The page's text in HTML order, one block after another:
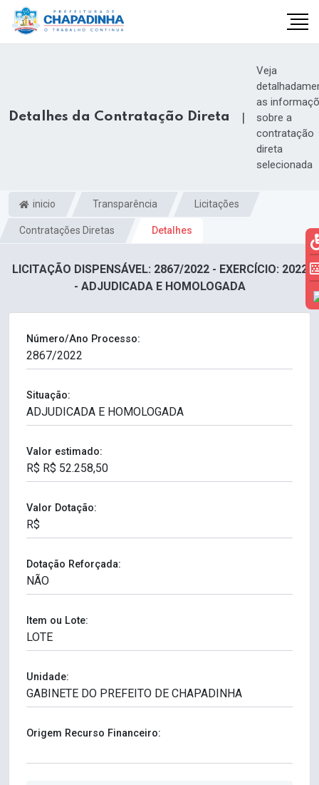
Detalhes da Contratação Direta |
Veja
as
sobre a
contratação
direta
selecionada
inicio Transparência Licitações
Contratações Diretas Detalhes
LICITAÇÃO DISPENSÁVEL: 2867/2022 - EXERCÍCIO: 2022
- ADJUDICADA E HOMOLOGADA
Número/Ano Processo:
Situação:
Valor estimado:
Valor Dotação:
Dotação Reforçada:
Item ou Lote:
Unidade:
Origem Recurso Financeiro: